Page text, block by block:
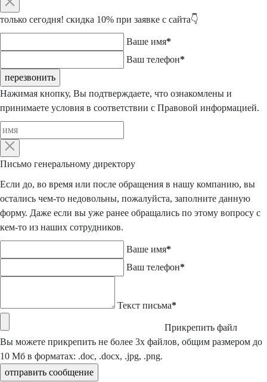
только сегодня! скидка 10% при заявке с сайта👇
Ваше имя*
Ваш телефон*
перезвонить
Нажимая кнопку, Вы подтверждаете, что ознакомлены и
принимаете условия в соответствии с Правовой информацией.
Письмо генеральному директору
Если до, во время или после обращения в нашу компанию, вы
остались чем-то недовольны, пожалуйста, заполните данную
форму. Даже если вы уже ранее обращались по этому вопросу с
кем-то из наших сотрудников.
Ваше имя*
Ваш телефон*
Текст письма*
Прикрепить файл
Вы можете прикрепить не более 3х файлов, общим размером до
10 Мб в форматах: .doc, .docx, .jpg, .png.
отправить сообщение